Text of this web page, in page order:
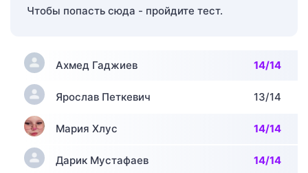
Чтобы попасть сюда - пройдите тест.
Ахмед Гаджиев 14/14
Ярослав Петкевич 13/14
Мария Хлус 14/14
Дарик Мустафаев 14/14